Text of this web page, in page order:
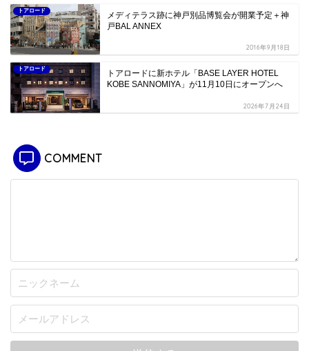
トアロード
メディテラス跡に神戸別品博覧会が開業予定＋神
戸BAL ANNEX
2016年9月18日
トアロード
トアロードに新ホテル「BASE LAYER HOTEL
KOBE SANNOMIYA」が11月10日にオープンへ
2026年7月24日
COMMENT